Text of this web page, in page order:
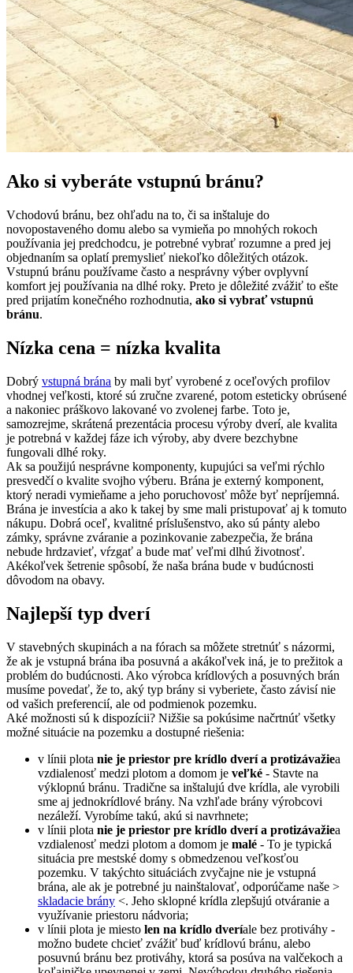
Ako si vyberáte vstupnú bránu?
Vchodovú bránu, bez ohľadu na to, či sa inštaluje do
novopostaveného domu alebo sa vymieňa po mnohých rokoch
používania jej predchodcu, je potrebné vybrať rozumne a pred jej
objednaním sa oplatí premyslieť niekoľko dôležitých otázok.
Vstupnú bránu používame často a nesprávny výber ovplyvní
komfort jej používania na dlhé roky. Preto je dôležité zvážiť to ešte
pred prijatím konečného rozhodnutia, ako si vybrať vstupnú
bránu.
Nízka cena = nízka kvalita
Dobrý vstupná brána by mali byť vyrobené z oceľových profilov
vhodnej veľkosti, ktoré sú zručne zvarené, potom esteticky obrúsené
a nakoniec práškovo lakované vo zvolenej farbe. Toto je,
samozrejme, skrátená prezentácia procesu výroby dverí, ale kvalita
je potrebná v každej fáze ich výroby, aby dvere bezchybne
fungovali dlhé roky.
Ak sa použijú nesprávne komponenty, kupujúci sa veľmi rýchlo
presvedčí o kvalite svojho výberu. Brána je externý komponent,
ktorý neradi vymieňame a jeho poruchovosť môže byť nepríjemná.
Brána je investícia a ako k takej by sme mali pristupovať aj k tomuto
nákupu. Dobrá oceľ, kvalitné príslušenstvo, ako sú pánty alebo
zámky, správne zváranie a pozinkovanie zabezpečia, že brána
nebude hrdzavieť, vŕzgať a bude mať veľmi dlhú životnosť.
Akékoľvek šetrenie spôsobí, že naša brána bude v budúcnosti
dôvodom na obavy.
Najlepší typ dverí
V stavebných skupinách a na fórach sa môžete stretnúť s názormi,
že ak je vstupná brána iba posuvná a akákoľvek iná, je to prežitok a
problém do budúcnosti. Ako výrobca krídlových a posuvných brán
musíme povedať, že to, aký typ brány si vyberiete, často závisí nie
od vašich preferencií, ale od podmienok pozemku.
Aké možnosti sú k dispozícii? Nižšie sa pokúsime načrtnúť všetky
možné situácie na pozemku a dostupné riešenia:
v línii plota nie je priestor pre krídlo dverí a protizávažiea
vzdialenosť medzi plotom a domom je veľké - Stavte na
výklopnú bránu. Tradične sa inštalujú dve krídla, ale vyrobili
sme aj jednokrídlové brány. Na vzhľade brány výrobcovi
nezáleží. Vyrobíme takú, akú si navrhnete;
v línii plota nie je priestor pre krídlo dverí a protizávažiea
vzdialenosť medzi plotom a domom je malé - To je typická
situácia pre mestské domy s obmedzenou veľkosťou
pozemku. V takýchto situáciách zvyčajne nie je vstupná
brána, ale ak je potrebné ju nainštalovať, odporúčame naše >
skladacie brány <. Jeho sklopné krídla zlepšujú otváranie a
využívanie priestoru nádvoria;
v línii plota je miesto len na krídlo dveríale bez protiváhy -
možno budete chcieť zvážiť buď krídlovú bránu, alebo
posuvnú bránu bez protiváhy, ktorá sa posúva na valčekoch a